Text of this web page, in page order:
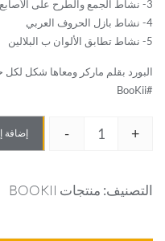
3- نشاط الجمع والطرح على الأصابع
4- نشاط بازل الحروف العربي
5- نشاط تطابق الألوان ب البلالين
البورد بقلم ماركر ومعاها شكل
#BooKii
+
التفاعلي
- إضافة
التصنيف: منتجات BOOKII